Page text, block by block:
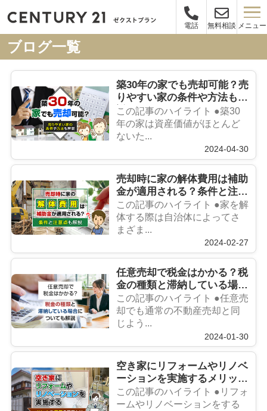
電話 無料相談 メニュー
ブログ一覧
築30年の家でも売却可能？売
りやすい家の条件や方法も解
説
この記事のハイライト ●築30
年の家は資産価値がほとんど
ないた...
2024-04-30
売却時に家の解体費用は補助
金が適用される？条件と注意
点も解説
この記事のハイライト ●家を解
体する際は自治体によってさ
まざま...
2024-02-27
任意売却で税金はかかる？税
金の種類と滞納している場合
についても解説
この記事のハイライト ●任意売
却でも通常の不動産売却と同
じよう...
2024-01-30
空き家にリフォームやリノベ
ーションを実施するメリット
や費用の目安とは
この記事のハイライト ●リフォ
ームやリノベーションをする